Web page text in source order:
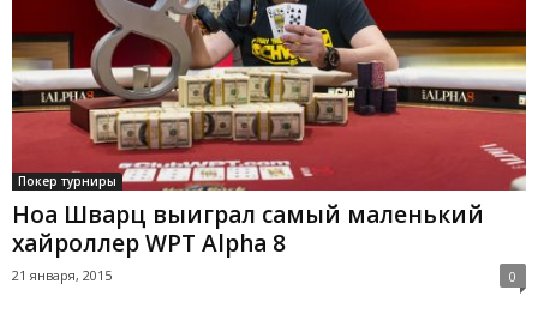
Покер турниры
Ноа Шварц выиграл самый маленький
хайроллер WPT Alpha 8
21 января, 2015 0